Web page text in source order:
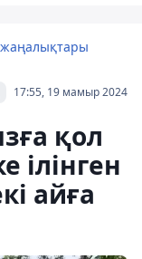
17:55, 19 мамыр 2024
қол
ілінген
айға